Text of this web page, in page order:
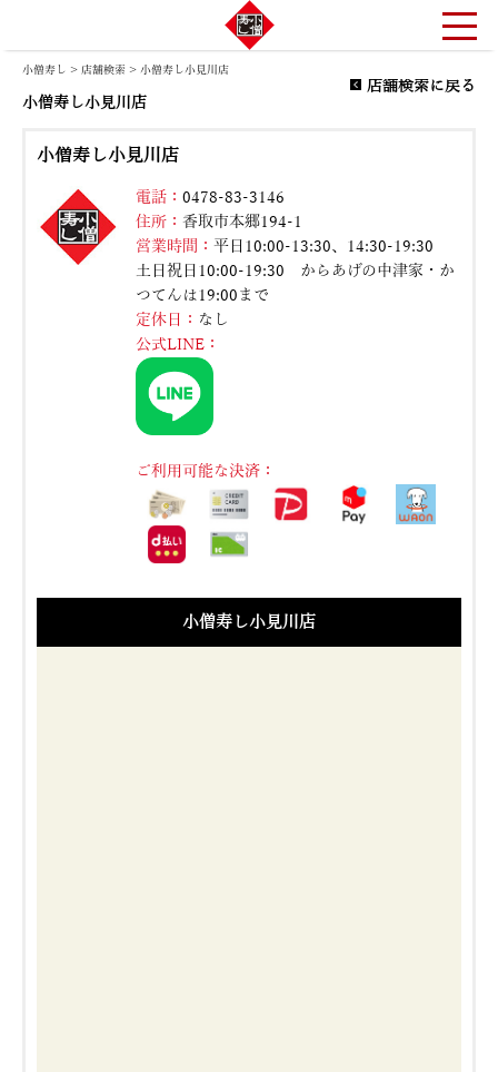
小僧寿し > 店舗検索 > 小僧寿し小見川店
小僧寿し小見川店
店舗検索に戻る
小僧寿し小見川店
電話： 0478-83-3146
住所： 香取市本郷194-1
営業時間： 平日10:00-13:30、14:30-19:30
土日祝日10:00-19:30 からあげの中津家・か
つてんは19:00まで
定休日： なし
公式LINE：
ご利用可能な決済：
小僧寿し小見川店